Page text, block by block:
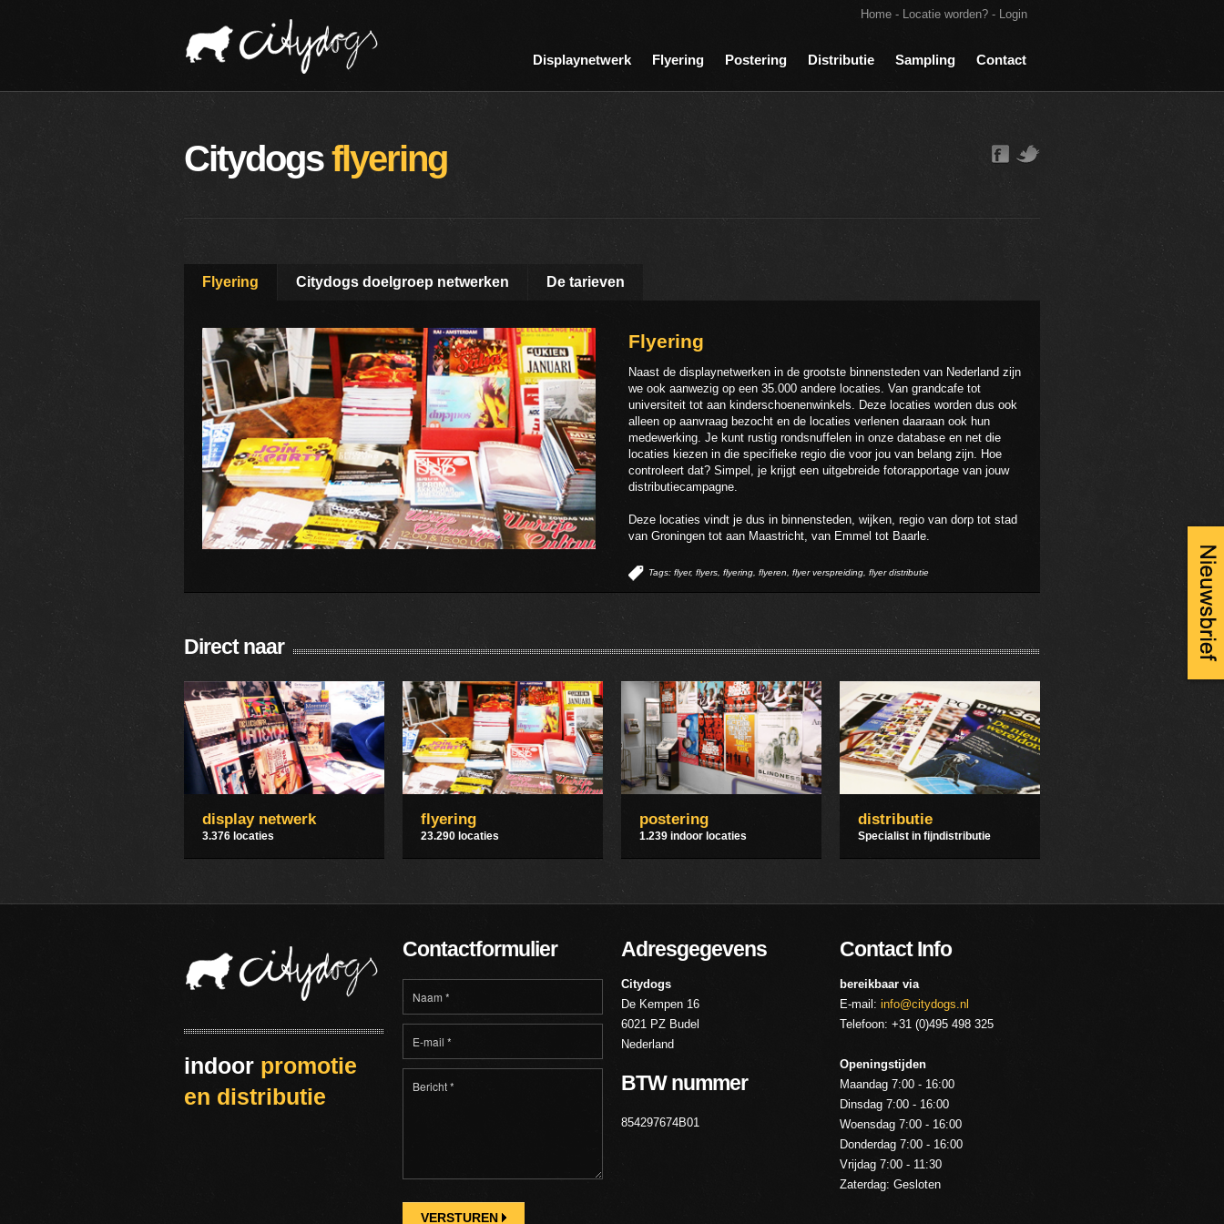
Home - Locatie worden? - Login
Displaynetwerk Flyering Postering Distributie Sampling Contact
Citydogsflyering
Flyering Citydogs doelgroep netwerken De tarieven
Flyering
Naast de displaynetwerken in de grootste binnensteden van Nederland zijn
we ook aanwezig op een 35.000 andere locaties. Van grandcafe tot
universiteit tot aan kinderschoenenwinkels. Deze locaties worden dus ook
alleen op aanvraag bezocht en de locaties verlenen daaraan ook hun
medewerking. Je kunt rustig rondsnuffelen in onze database en net die
locaties kiezen in die specifieke regio die voor jou van belang zijn. Hoe
controleert dat? Simpel, je krijgt een uitgebreide fotorapportage van jouw
distributiecampagne.
Deze locaties vindt je dus in binnensteden, wijken, regio van dorp tot stad
van Groningen tot aan Maastricht, van Emmel tot Baarle.
Tags: flyer, flyers, flyering, flyeren, flyer verspreiding, flyer distributie
Direct naar
display netwerk
3.376 locaties
flyering
23.290 locaties
postering
1.239 indoor locaties
distributie
Specialist in fijndistributie
indoor promotie
en distributie
Contactformulier
VERSTUREN
Adresgegevens
Citydogs
De Kempen 16
6021 PZ Budel
Nederland
BTW nummer
854297674B01
Contact Info
bereikbaar via
E-mail: info@citydogs.nl
Telefoon: +31 (0)495 498 325
Openingstijden
Maandag 7:00 - 16:00
Dinsdag 7:00 - 16:00
Woensdag 7:00 - 16:00
Donderdag 7:00 - 16:00
Vrijdag 7:00 - 11:30
Zaterdag: Gesloten